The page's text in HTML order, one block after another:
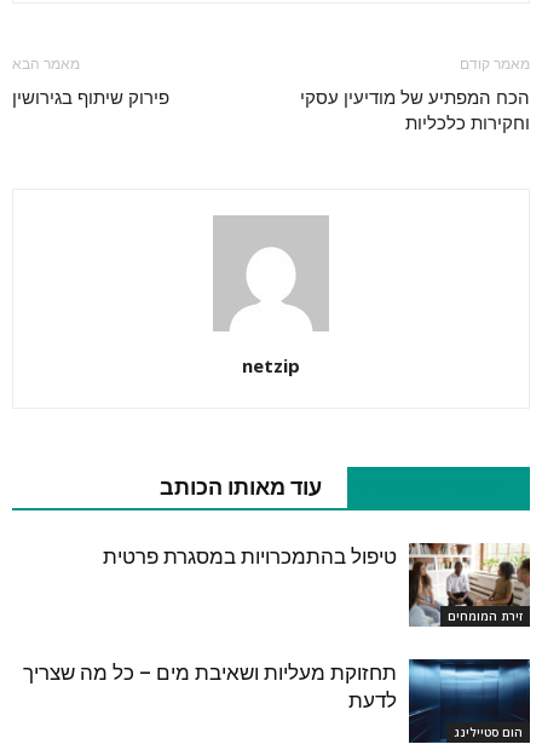
מאמר קודם
הכח המפתיע של מודיעין עסקי
וחקירות כלכליות
מאמר הבא
פירוק שיתוף בגירושין
netzip
עוד מאותו הכותב
זירת המומחים
טיפול בהתמכרויות במסגרת פרטית
הום סטיילינג
תחזוקת מעליות ושאיבת מים – כל מה שצריך
לדעת